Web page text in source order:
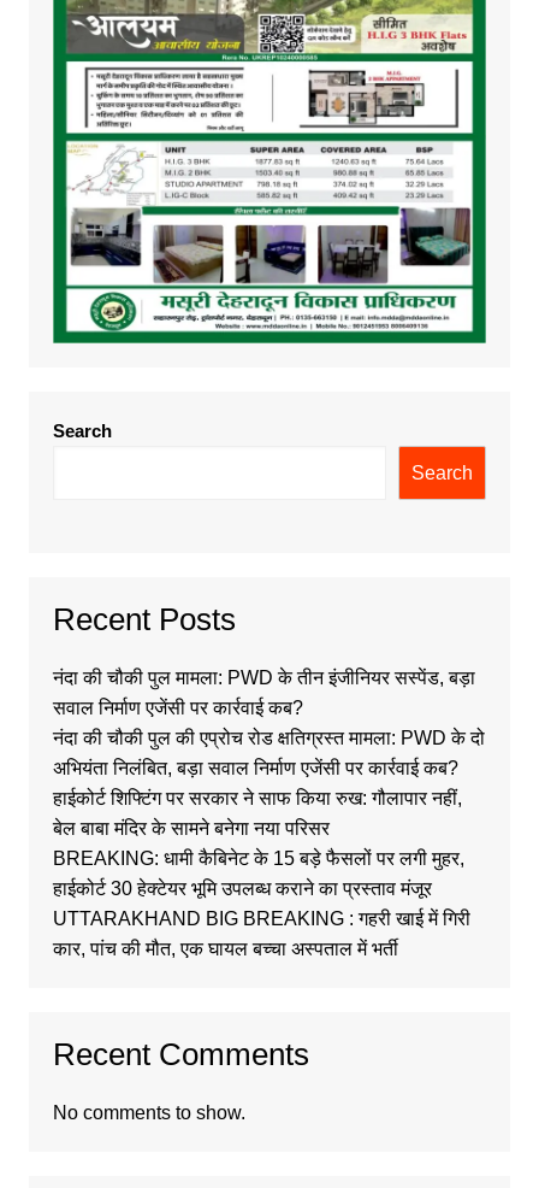
Search
Search
Recent Posts
नंदा की चौकी पुल मामला: PWD के तीन इंजीनियर सस्पेंड, बड़ा
सवाल निर्माण एजेंसी पर कार्रवाई कब?
नंदा की चौकी पुल की एप्रोच रोड क्षतिग्रस्त मामला: PWD के दो
अभियंता निलंबित, बड़ा सवाल निर्माण एजेंसी पर कार्रवाई कब?
हाईकोर्ट शिफ्टिंग पर सरकार ने साफ किया रुख: गौलापार नहीं,
बेल बाबा मंदिर के सामने बनेगा नया परिसर
BREAKING: धामी कैबिनेट के 15 बड़े फैसलों पर लगी मुहर,
हाईकोर्ट 30 हेक्टेयर भूमि उपलब्ध कराने का प्रस्ताव मंजूर
UTTARAKHAND BIG BREAKING : गहरी खाई में गिरी
कार, पांच की मौत, एक घायल बच्चा अस्पताल में भर्ती
Recent Comments
No comments to show.